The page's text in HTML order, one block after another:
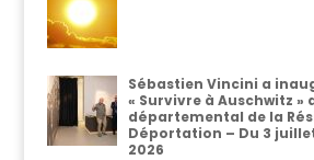
Sébastien Vincini a
« Survivre à Auschwitz »
départemental de la
Déportation – Du 3
2026